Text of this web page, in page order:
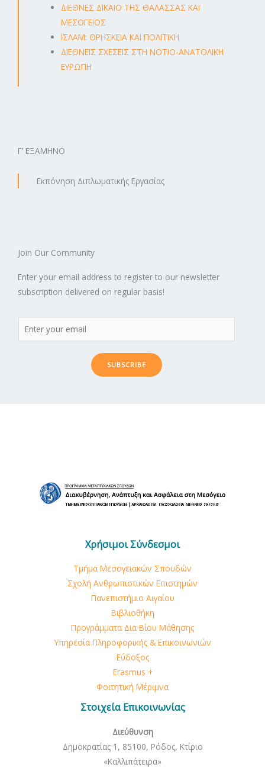
ΔΙΕΘΝΕΣ ΔΙΚΑΙΟ ΤΗΣ ΘΑΛΑΣΣΑΣ ΚΑΙ
ΜΕΣΟΓΕΙΟΣ
ΙΣΛΑΜ: ΘΡΗΣΚΕΙΑ ΚΑΙ ΠΟΛΙΤΙΚΗ
ΔΙΕΘΝΕΙΣ ΣΧΕΣΕΙΣ ΣΤΗ ΝΟΤΙΟ-ΑΝΑΤΟΛΙΚΗ
ΕΥΡΩΠΗ
Γ’ ΕΞΑΜΗΝΟ
Εκπόνηση Διπλωματικής Εργασίας
Join Our Community
Enter your email address to register to our newsletter
subscription delivered on regular basis!
SUBSCRIBE
Χρήσιμοι Σύνδεσμοι
Τμήμα Μεσογειακών Σπουδών
Σχολή Ανθρωπιστικών Επιστημών
Πανεπιστήμιο Αιγαίου
Βιβλιοθήκη
Προγράμματα Δια Βίου Μάθησης
Υπηρεσία Πληροφορικής & Επικοινωνιών
Εύδοξος
Erasmus +
Φοιτητική Μέριμνα
Στοιχεία Επικοινωνίας
Διεύθυνση
Δημοκρατίας 1, 85100, Ρόδος, Κτίριο
«Καλλιπάτειρα»